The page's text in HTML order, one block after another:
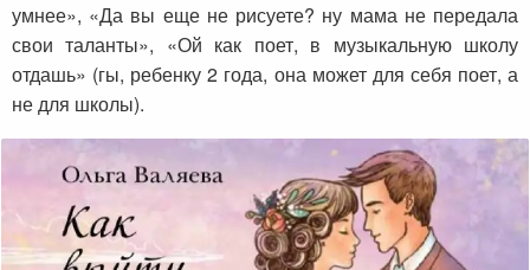
умнее», «Да вы еще не рисуете? ну мама не передала
свои таланты», «Ой как поет, в музыкальную школу
отдашь» (гы, ребенку 2 года, она может для себя поет, а
не для школы).